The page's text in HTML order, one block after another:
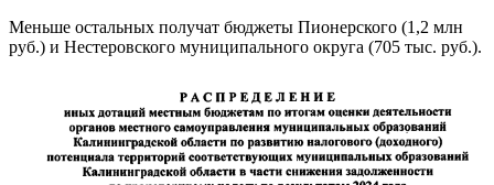
Меньше остальных получат бюджеты Пионерского (1,2 млн
руб.) и Нестеровского муниципального округа (705 тыс. руб.).